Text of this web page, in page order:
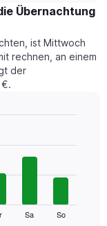
Übernachtung
ist Mittwoch
rechnen, an einem
der
Sa So